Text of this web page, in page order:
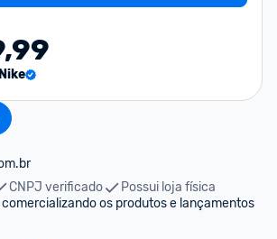
Nike
CNPJ verificado
Possui loja física
os produtos e lançamentos